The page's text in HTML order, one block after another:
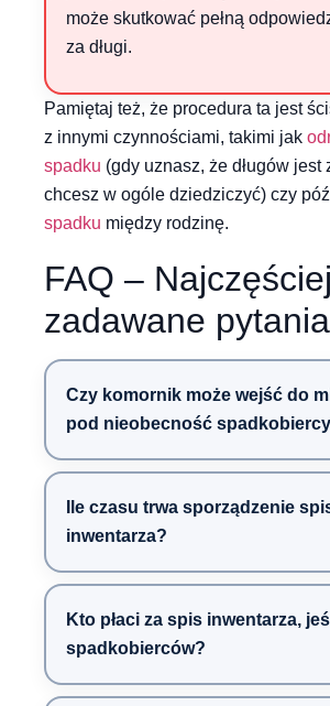
może skutkować pełną
za długi.
Pamiętaj też, że procedura ta jest
z innymi czynnościami, takimi jak
spadku (gdy uznasz, że długów jest
chcesz w ogóle dziedziczyć) czy
spadku między rodzinę.
FAQ – Najczęściej
zadawane pytania
Czy komornik może wejść do
pod nieobecność
Ile czasu trwa sporządzenie
inwentarza?
Kto płaci za spis inwentarza,
spadkobierców?